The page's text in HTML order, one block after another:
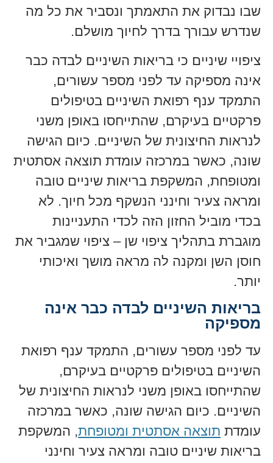
שבו נבדוק את התאמתך ונסביר את כל מה
שנדרש עבורך בדרך לחיוך מושלם.
ציפויי שיניים כי בריאות השיניים לבדה כבר
אינה מספיקה עד לפני מספר עשורים,
התמקד ענף רפואת השיניים בטיפולים
פרקטיים בעיקרם, שהתייחסו באופן משני
לנראות החיצונית של השיניים. כיום הגישה
שונה, כאשר במרכזה עומדת תוצאה אסתטית
ומטופחת, המשקפת בריאות שיניים טובה
ומראה צעיר וחינני הנשקף מכל חיוך. לא
בכדי מוביל החזון הזה לכדי התעניינות
מוגברת בתהליך ציפוי שן – ציפוי שמגביר את
חוסן השן ומקנה לה מראה מושך ואיכותי
יותר.
בריאות השיניים לבדה כבר אינה
מספיקה
עד לפני מספר עשורים, התמקד ענף רפואת
השיניים בטיפולים פרקטיים בעיקרם,
שהתייחסו באופן משני לנראות החיצונית של
השיניים. כיום הגישה שונה, כאשר במרכזה
עומדת תוצאה אסתטית ומטופחת, המשקפת
בריאות שיניים טובה ומראה צעיר וחינני